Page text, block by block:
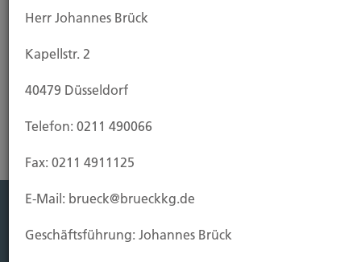
Riester-Rente
Leistung
Herr Johannes Brück
Kapellstr. 2
40479 Düsseldorf
Telefon: 0211 490066
Fax: 0211 4911125
E-Mail: brueck@brueckkg.de
Geschäftsführung: Johannes Brück